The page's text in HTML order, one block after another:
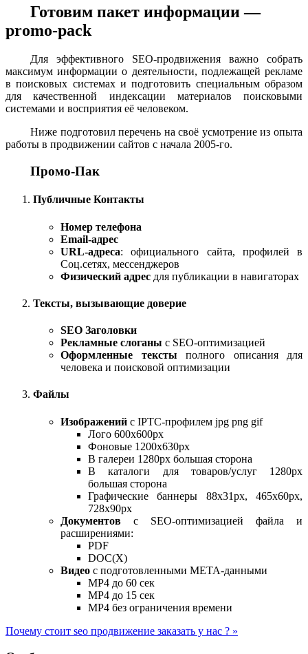
Готовим пакет информации —
promo-pack
Для эффективного SEO-продвижения важно собрать
максимум информации о деятельности, подлежащей рекламе
в поисковых системах и подготовить специальным образом
для качественной индексации материалов поисковыми
системами и восприятия её человеком.
Ниже подготовил перечень на своё усмотрение из опыта
работы в продвижении сайтов с начала 2005-го.
Промо-Пак
Публичные Контакты
Номер телефона
Email-адрес
URL-адреса: официального сайта, профилей в
Соц.сетях, мессенджеров
Физический адрес для публикации в навигаторах
Тексты, вызывающие доверие
SEO Заголовки
Рекламные слоганы с SEO-оптимизацией
Оформленные тексты полного описания для
человека и поисковой оптимизации
Файлы
Изображений с IPTC-профилем jpg png gif
Лого 600х600px
Фоновые 1200х630px
В галереи 1280px большая сторона
В каталоги для товаров/услуг 1280px
большая сторона
Графические баннеры 88х31px, 465х60px,
728x90px
Документов с SEO-оптимизацией файла и
расширениями:
PDF
DOC(X)
Видео с подготовленными МЕТА-данными
MP4 до 60 сек
MP4 до 15 сек
MP4 без ограничения времени
Почему стоит seo продвижение заказать у нас ? »